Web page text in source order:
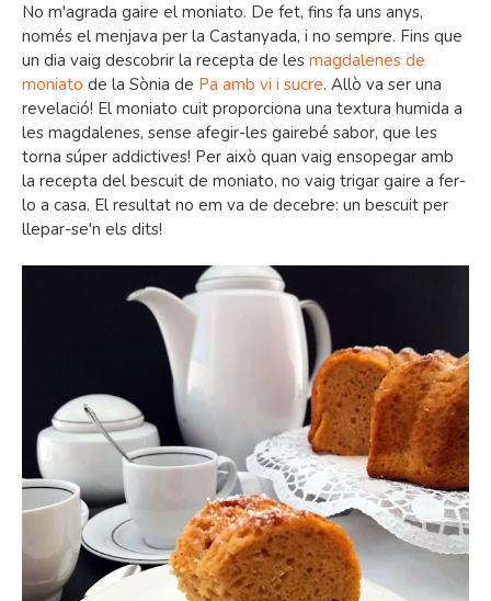
No m'agrada gaire el moniato. De fet, fins fa uns anys,
només el menjava per la Castanyada, i no sempre. Fins que
un dia vaig descobrir la recepta de les magdalenes de
moniato de la Sònia de Pa amb vi i sucre. Allò va ser una
revelació! El moniato cuit proporciona una textura humida a
les magdalenes, sense afegir-les gairebé sabor, que les
torna súper addictives! Per això quan vaig ensopegar amb
la recepta del bescuit de moniato, no vaig trigar gaire a fer-
lo a casa. El resultat no em va de decebre: un bescuit per
llepar-se'n els dits!